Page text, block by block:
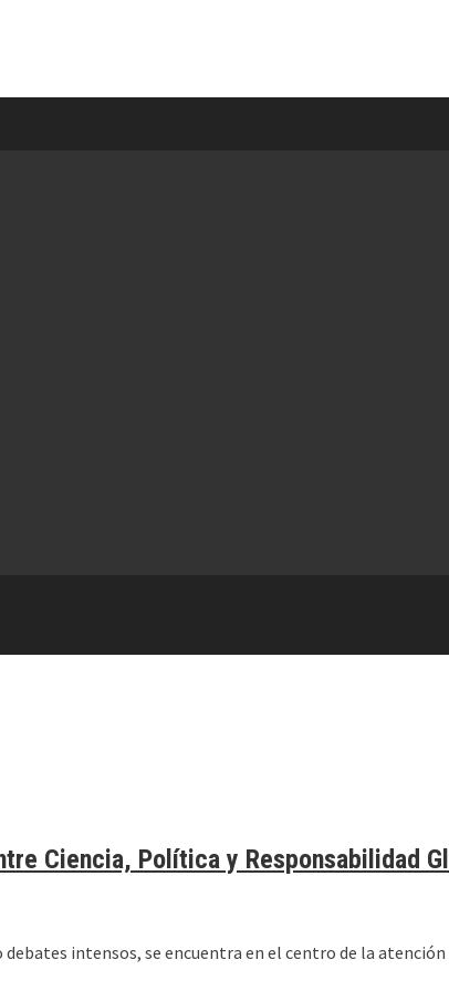
Ciencia, Política y Responsabilidad
intensos, se encuentra en el centro de la